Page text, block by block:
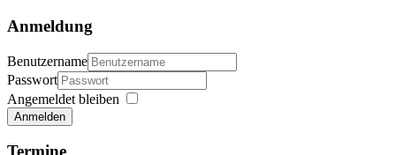
Anmeldung
Benutzername
Passwort
Angemeldet bleiben
Anmelden